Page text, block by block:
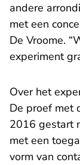
andere
met een
De Vroome.
experiment
Over het
De proef met
2016 gestart
met een
vorm van